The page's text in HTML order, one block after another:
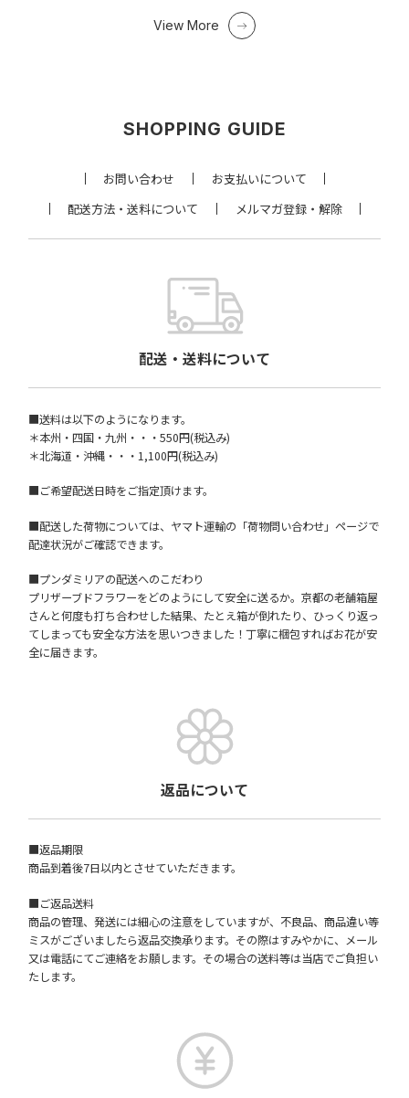
View More
SHOPPING GUIDE
お問い合わせ
お支払いについて
配送方法・送料について
メルマガ登録・解除
配送・送料について
■送料は以下のようになります。
＊本州・四国・九州・・・550円(税込み)
＊北海道・沖縄・・・1,100円(税込み)
■ご希望配送日時をご指定頂けます。
■配送した荷物については、ヤマト運輸の「荷物問い合わせ」ページで
配達状況がご確認できます。
■プンダミリアの配送へのこだわり
プリザーブドフラワーをどのようにして安全に送るか。京都の老舗箱屋
さんと何度も打ち合わせした結果、たとえ箱が倒れたり、ひっくり返っ
てしまっても安全な方法を思いつきました！丁寧に梱包すればお花が安
全に届きます。
返品について
■返品期限
商品到着後7日以内とさせていただきます。
■ご返品送料
商品の管理、発送には細心の注意をしていますが、不良品、商品違い等
ミスがございましたら返品交換承ります。その際はすみやかに、メール
又は電話にてご連絡をお願します。その場合の送料等は当店でご負担い
たします。